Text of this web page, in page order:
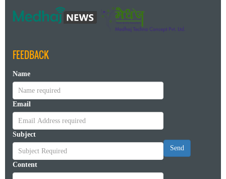
FEEDBACK
Name
Email
Subject
Content
Send